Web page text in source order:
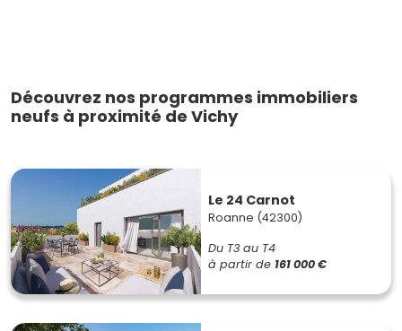
Découvrez nos programmes immobiliers
neufs à proximité de Vichy
Le 24 Carnot
Roanne (42300)
Du T3 au T4
à partir de 161 000 €